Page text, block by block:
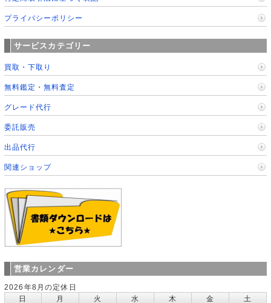
プライバシーポリシー
サービスカテゴリー
買取・下取り
無料鑑定・無料査定
グレード代行
委託販売
出品代行
関連ショップ
営業カレンダー
2026年8月の定休日
日
月 火 水 木 金
土